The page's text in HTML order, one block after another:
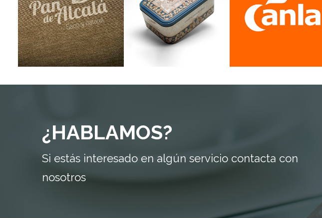
Packaging Creatividad
Gráfica Branding
Corporativo
Packaging
¿HABLAMOS?
Si estás interesado en algún servicio contacta con
nosotros